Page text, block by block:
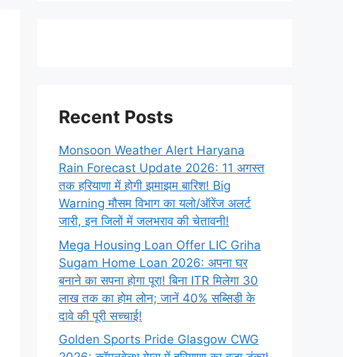
Recent Posts
Monsoon Weather Alert Haryana
Rain Forecast Update 2026: 11 अगस्त
तक हरियाणा में होगी झमाझम बारिश! Big
Warning मौसम विभाग का यलो/ऑरेंज अलर्ट
जारी, इन जिलों में जलभराव की चेतावनी!
Mega Housing Loan Offer LIC Griha
Sugam Home Loan 2026: अपना घर
बनाने का सपना होगा पूरा! बिना ITR मिलेगा 30
लाख तक का होम लोन; जानें 40% सब्सिडी के
दावे की पूरी सच्चाई!
Golden Sports Pride Glasgow CWG